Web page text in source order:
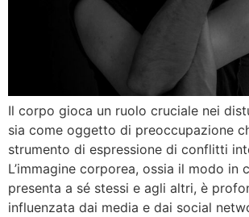
Il corpo gioca un ruolo cruciale nei
sia come oggetto di preoccupazione
strumento di espressione di conflitti
L’immagine corporea, ossia il modo in
presenta a sé stessi e agli altri, è
influenzata dai media e dai social